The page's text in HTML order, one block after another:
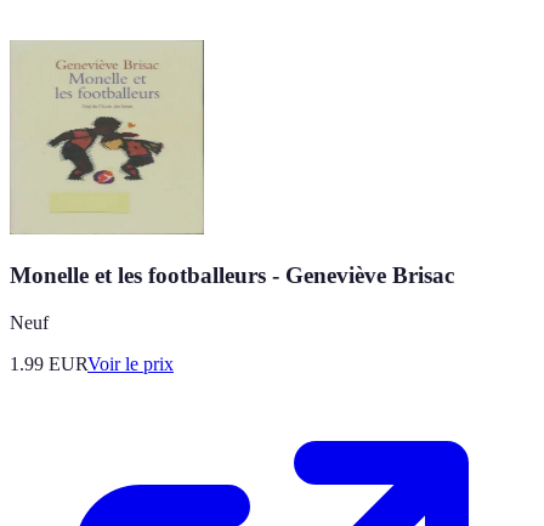
Monelle et les footballeurs - Geneviève Brisac
Neuf
1.99 EURVoir le prix